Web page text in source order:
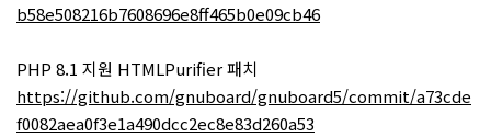
b58e508216b7608696e8ff465b0e09cb46
PHP 8.1 지원 HTMLPurifier 패치
https://github.com/gnuboard/gnuboard5/commit/a73cde
f0082aea0f3e1a490dcc2ec8e83d260a53